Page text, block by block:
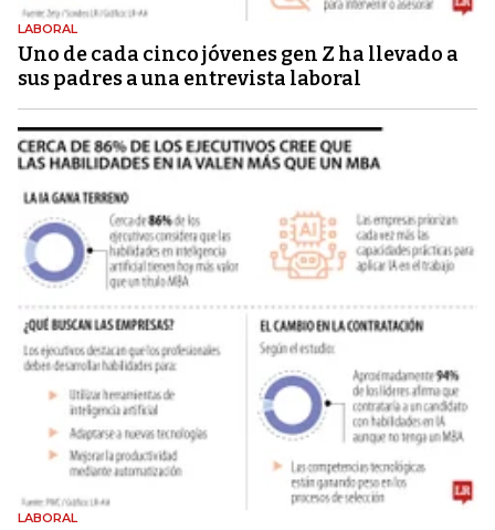
LABORAL
Uno de cada cinco jóvenes gen Z ha llevado a
sus padres a una entrevista laboral
LABORAL